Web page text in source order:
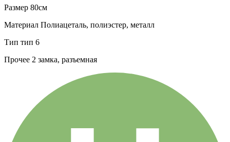
Размер 80см
Материал Полиацеталь, полиэстер, металл
Тип тип 6
Прочее 2 замка, разъемная